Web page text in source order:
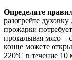
Определите
разогрейте
прожарки
прокалывая мясо –
конце можете
220°C в течение 10